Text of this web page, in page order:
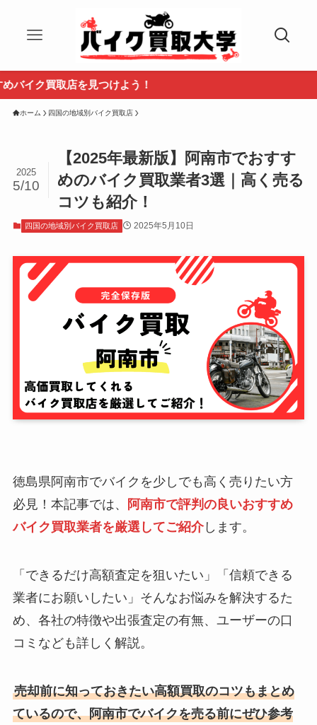
買取店を見つけよう！
ホーム 四国の地域別バイク買取店
【2025年最新版】阿南市でおすす
めのバイク買取業者3選｜高く売る
コツも紹介！
2025
5/10
四国の地域別バイク買取店 2025年5月10日
徳島県阿南市でバイクを少しでも高く売りたい方
必見！本記事では、
阿南市で評判の良いおすすめ
バイク買取業者を厳選してご紹介します。
「できるだけ高額査定を狙いたい」「信頼できる
業者にお願いしたい」そんなお悩みを解決するた
め、各社の特徴や出張査定の有無、ユーザーの口
コミなども詳しく解説。
売却前に知っておきたい高額買取のコツもまとめ
ているので、阿南市でバイクを売る前にぜひ参考